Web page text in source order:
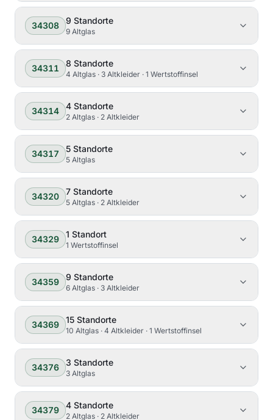
34308 9 Standorte
9 Altglas
34311 8 Standorte
4 Altglas · 3 Altkleider · 1 Wertstoffinsel
34314 4 Standorte
2 Altglas · 2 Altkleider
34317 5 Standorte
5 Altglas
34320 7 Standorte
5 Altglas · 2 Altkleider
34329 1 Standort
1 Wertstoffinsel
34359 9 Standorte
6 Altglas · 3 Altkleider
34369 15 Standorte
10 Altglas · 4 Altkleider · 1 Wertstoffinsel
34376 3 Standorte
3 Altglas
34379 4 Standorte
2 Altglas · 2 Altkleider